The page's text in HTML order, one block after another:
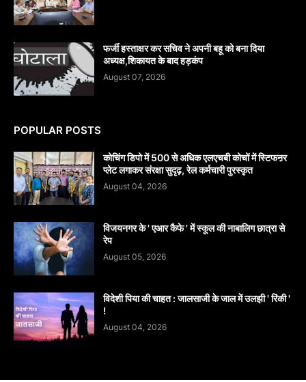
फर्जी हस्ताक्षर कर सचिव ने अपनी बहू को बना दिया
अध्यक्ष,शिकायत के बाद हड़कंप
August 07, 2026
POPULAR POSTS
कोचिंग डिपो में 500 से अधिक एलएचबी कोचों में स्टिफऩर
प्लेट लगाकर संरक्षा सुदृढ़, रेल कर्मचारी पुरस्कृत
August 04, 2026
विजयनगर के ' एआर कैफे ' में स्कूल की नाबालिग छात्रा से
रेप
August 05, 2026
विदेशी पिया की चाहत : जालसाजी के जाल में उलझी ' रिंकी '
!
August 04, 2026